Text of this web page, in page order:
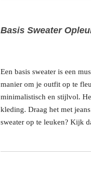
Basis Sweater
Een basis sweater is een
manier om je outfit op te
minimalistisch en stijlvol.
kleding. Draag het met
sweater op te leuken? Kijk